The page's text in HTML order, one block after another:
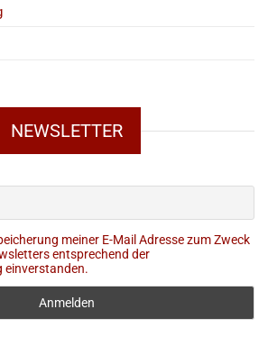
NEWSLETTER
meiner E-Mail Adresse zum Zweck
entsprechend der
einverstanden.